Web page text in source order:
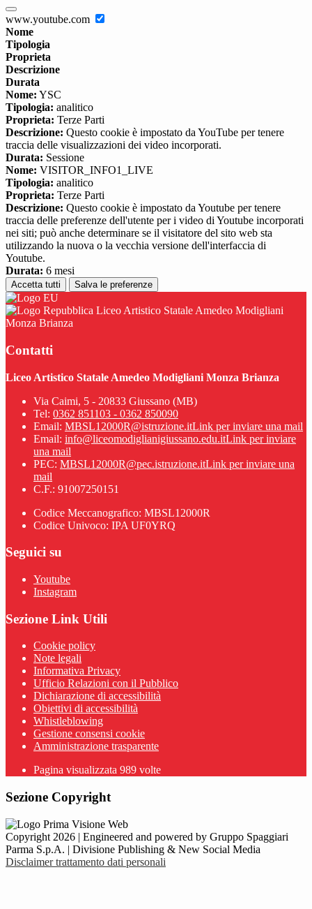
www.youtube.com
Nome
Tipologia
Proprieta
Descrizione
Durata
Nome: YSC
Tipologia: analitico
Proprieta: Terze Parti
Descrizione: Questo cookie è impostato da YouTube per tenere
traccia delle visualizzazioni dei video incorporati.
Durata: Sessione
Nome: VISITOR_INFO1_LIVE
Tipologia: analitico
Proprieta: Terze Parti
Descrizione: Questo cookie è impostato da Youtube per tenere
traccia delle preferenze dell'utente per i video di Youtube incorporati
nei siti; può anche determinare se il visitatore del sito web sta
utilizzando la nuova o la vecchia versione dell'interfaccia di
Youtube.
Durata: 6 mesi
Accetta tutti Salva le preferenze
Liceo Artistico Statale Amedeo Modigliani
Monza Brianza
Contatti
Liceo Artistico Statale Amedeo Modigliani Monza Brianza
Via Caimi, 5 - 20833 Giussano (MB)
Tel: 0362 851103 - 0362 850090
Email: MBSL12000R@istruzione.itLink per inviare una mail
Email: info@liceomodiglianigiussano.edu.itLink per inviare
una mail
PEC: MBSL12000R@pec.istruzione.itLink per inviare una
mail
C.F.: 91007250151
Codice Meccanografico: MBSL12000R
Codice Univoco: IPA UF0YRQ
Seguici su
Youtube
Instagram
Sezione Link Utili
Cookie policy
Note legali
Informativa Privacy
Ufficio Relazioni con il Pubblico
Dichiarazione di accessibilità
Obiettivi di accessibilità
Whistleblowing
Gestione consensi cookie
Amministrazione trasparente
Pagina visualizzata 989 volte
Sezione Copyright
Copyright 2026 | Engineered and powered by Gruppo Spaggiari
Parma S.p.A. | Divisione Publishing & New Social Media
Disclaimer trattamento dati personali